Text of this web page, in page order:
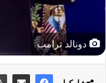
دونالد ترامب